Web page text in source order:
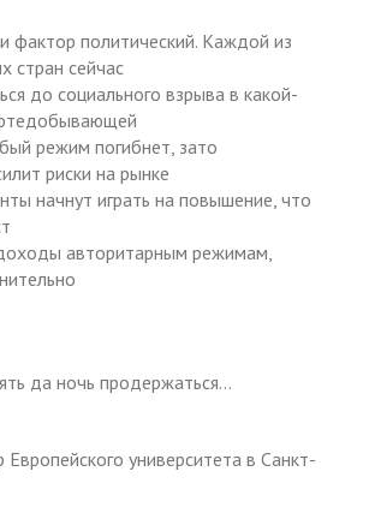
фактор политический. Каждой из
стран сейчас
до социального взрыва в какой-
режим погибнет, зато
риски на рынке
начнут играть на повышение, что
авторитарным режимам,
да ночь продержаться…
Европейского университета в Санкт-